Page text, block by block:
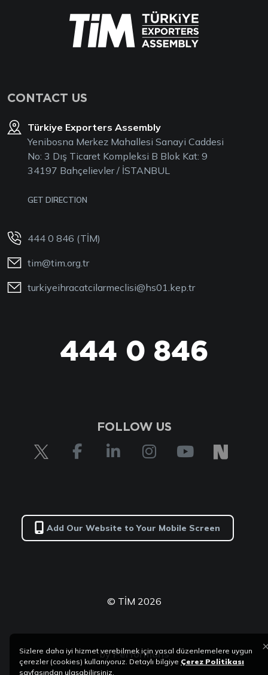
CONTACT US
Türkiye Exporters Assembly
Yenibosna Merkez Mahallesi Sanayi Caddesi
No: 3 Dış Ticaret Kompleksi B Blok Kat: 9
34197 Bahçelievler / İSTANBUL
GET DIRECTION
444 0 846 (TİM)
tim@tim.org.tr
turkiyeihracatcilarmeclisi@hs01.kep.tr
444 0 846
FOLLOW US
Add Our Website to Your Mobile Screen
© TİM 2026
byPerformans
Sizlere daha iyi hizmet verebilmek için yasal düzenlemelere uygun
çerezler (cookies) kullanıyoruz. Detaylı bilgiye Çerez Politikası
sayfasından ulaşabilirsiniz.